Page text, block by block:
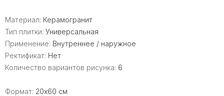
Материал: Керамогранит
Тип плитки: Универсальная
Применение: Внутреннее / наружное
Ректификат: Нет
Количество вариантов рисунка: 6
Формат: 20x60 см